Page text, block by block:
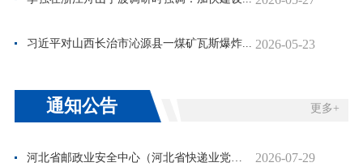
习近平对山西长治市沁源县一煤矿瓦斯爆炸... 2026-05-23
通知公告 更多+
河北省邮政业安全中心（河北省快递业党群服务中心）公开招聘工作... 2026-07-29